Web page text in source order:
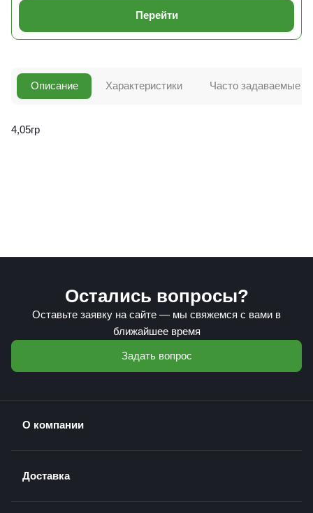
Перейти
Описание
4,05гр
Характеристики Часто задаваемые
Остались вопросы?
Оставьте заявку на сайте — мы свяжемся с вами в
ближайшее время
Задать вопрос
О компании
Доставка